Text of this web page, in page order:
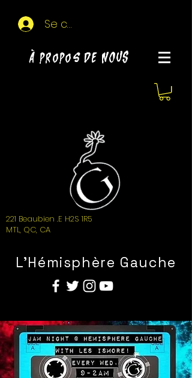
Se connecter
À propos de NOUS
221 Beaubien .E H2S 1R5
MTL, QC, CA
L'Hémisphère Gauche